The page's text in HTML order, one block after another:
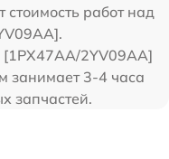
стоимость работ над
2YV09AA]
занимает 3-4 часа
запчастей.